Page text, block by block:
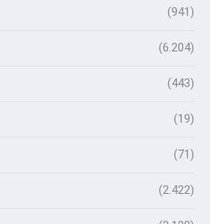
(941)
(6.204)
(443)
(19)
(71)
(2.422)